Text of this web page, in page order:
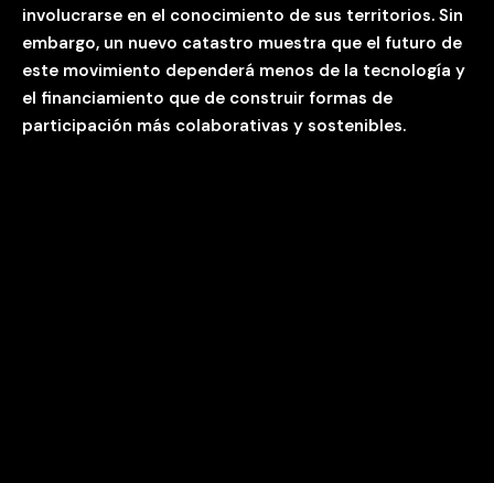
involucrarse en el conocimiento de sus territorios. Sin
embargo, un nuevo catastro muestra que el futuro de
este movimiento dependerá menos de la tecnología y
el financiamiento que de construir formas de
participación más colaborativas y sostenibles.